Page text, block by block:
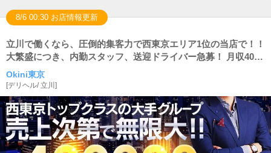
8/6 00:30 お店情報更新
立川で働くなら、圧倒的集客力で西東京エリア1位の当店で！！
大繁盛につき、内勤スタッフ、送迎ドライバー急募！ 月収40万
以上可能！
Okini東京
[デリヘル/ 立川 ]